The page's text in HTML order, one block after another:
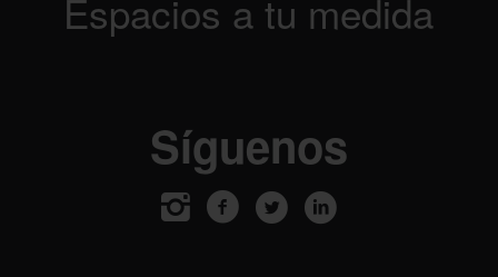
Espacios a tu medida
Síguenos